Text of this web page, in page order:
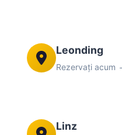
Leonding
Rezervați acum
Linz